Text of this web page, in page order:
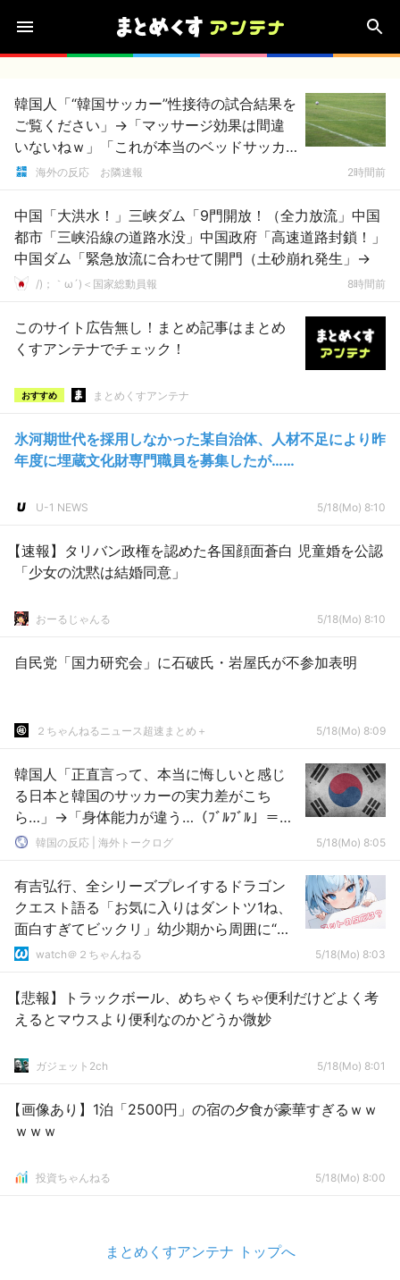
韓国人「“韓国サッカー”性接待の試合結果を
ご覧ください」→「マッサージ効果は間違
いないねｗ」「これが本当のベッドサッカ
ーだ」海外の反応 お隣速報 2時間前
中国「大洪水！」三峡ダム「9門開放！（全力放流」中国
都市「三峡沿線の道路水没」中国政府「高速道路封鎖！」
中国ダム「緊急放流に合わせて開門（土砂崩れ発生」→
/)；｀ω´)＜国家総動員報 8時間前
このサイト広告無し！まとめ記事はまとめ
くすアンテナでチェック！
おすすめ まとめくすアンテナ
氷河期世代を採用しなかった某自治体、人材不足により昨
年度に埋蔵文化財専門職員を募集したが……
U-1 NEWS 5/18(Mo) 8:10
【速報】タリバン政権を認めた各国顔面蒼白 児童婚を公認
「少女の沈黙は結婚同意」
おーるじゃんる 5/18(Mo) 8:10
自民党「国力研究会」に石破氏・岩屋氏が不参加表明
２ちゃんねるニュース超速まとめ＋ 5/18(Mo) 8:09
韓国人「正直言って、本当に悔しいと感じ
る日本と韓国のサッカーの実力差がこち
ら…」→「身体能力が違う…（ﾌﾞﾙﾌﾞﾙ」＝韓
国の反応
韓国の反応 | 海外トークログ 5/18(Mo) 8:05
有吉弘行、全シリーズプレイするドラゴン
クエスト語る「お気に入りはダントツ1ね、
面白すぎてビックリ」幼少期から周囲に“布
教” watch＠２ちゃんねる 5/18(Mo) 8:03
【悲報】トラックボール、めちゃくちゃ便利だけどよく考
えるとマウスより便利なのかどうか微妙
ガジェット2ch 5/18(Mo) 8:01
【画像あり】1泊「2500円」の宿の夕食が豪華すぎるｗｗ
ｗｗｗ
投資ちゃんねる 5/18(Mo) 8:00
まとめくすアンテナ トップへ